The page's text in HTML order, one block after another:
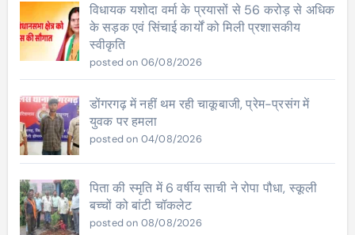
विधायक यशोदा वर्मा के प्रयासों से 56 करोड़ से अधिक
के सड़क एवं सिंचाई कार्यों को मिली प्रशासकीय
स्वीकृति
posted on 06/08/2026
डोंगरगढ़ में नहीं थम रही चाकूबाजी, प्रेम-प्रसंग में
युवक पर हमला
posted on 04/08/2026
पिता की स्मृति में 6 वर्षीय साची ने रोपा पौधा, स्कूली
बच्चों को बांटी चॉकलेट
posted on 08/08/2026